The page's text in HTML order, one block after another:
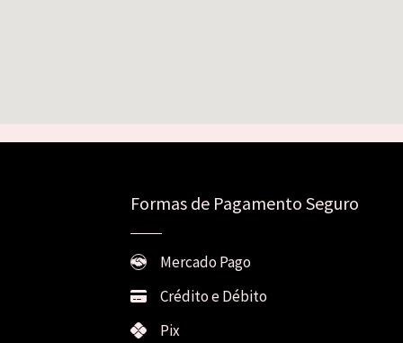
Formas de Pagamento Seguro
Mercado Pago
Crédito e Débito
Pix